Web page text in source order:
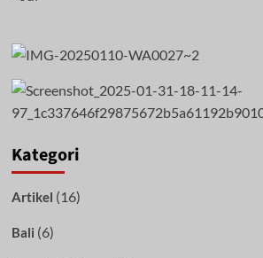
Kategori
Artikel (16)
Bali (6)